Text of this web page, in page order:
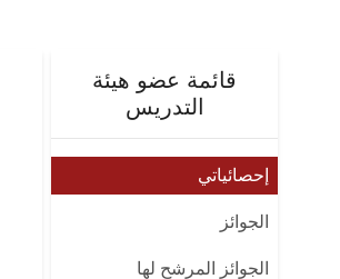
قائمة عضو هيئة
التدريس
إحصائياتي
الجوائز
الجوائز المرشح لها